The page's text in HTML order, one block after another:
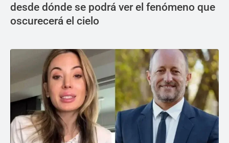
desde dónde se podrá ver el fenómeno que
oscurecerá el cielo